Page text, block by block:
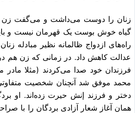
زنان را دوست مى‌داشت و مى‌گفت
گیاه خوش بوست یک قهرمان نیست و
راه‌هاى ازدواج ظالمانه نظیر مبادله
عدالت کاهش داد. در زمانى که زن هم
فرزندان خود صدا مى‌کردند (مثلا
محمد موفق شد آنچنان شخصیت
دختر و فرزند إنش حیرت زده‌اند. او
همان آغاز شعار آزادى بردگان را با